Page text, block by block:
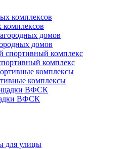
домов
комплекс
комплексы
ВФСК